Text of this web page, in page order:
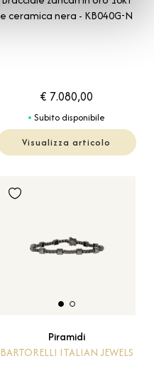
e ceramica nera - KB040G-N
€ 7.080,00
Subito disponibile
Visualizza articolo
Piramidi
BARTORELLI ITALIAN JEWELS